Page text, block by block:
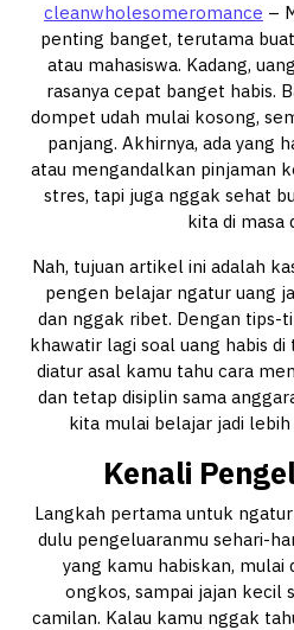
cleanwholesomeromance –
penting banget, terutama
atau mahasiswa. Kadang,
rasanya cepat banget habis.
dompet udah mulai kosong,
panjang. Akhirnya, ada yang
atau mengandalkan pinjaman
stres, tapi juga nggak sehat
kita di masa
Nah, tujuan artikel ini adalah
pengen belajar ngatur uang
dan nggak ribet. Dengan tips-
khawatir lagi soal uang habis di
diatur asal kamu tahu cara
dan tetap disiplin sama
kita mulai belajar jadi
Kenali
Langkah pertama untuk
dulu pengeluaranmu sehari-
yang kamu habiskan, mulai
ongkos, sampai jajan kecil
camilan. Kalau kamu nggak